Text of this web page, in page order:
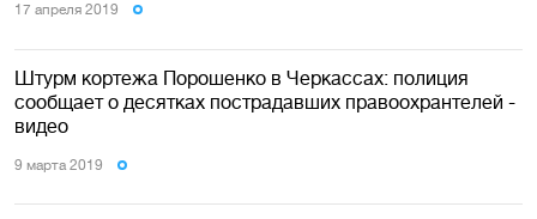
17 апреля 2019
Штурм кортежа Порошенко в Черкассах: полиция
сообщает о десятках пострадавших правоохрантелей -
видео
9 марта 2019